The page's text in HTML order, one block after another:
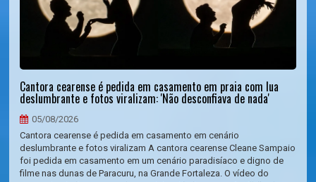
Cantora cearense é pedida em casamento em praia com lua
deslumbrante e fotos viralizam: 'Não desconfiava de nada'
05/08/2026
Cantora cearense é pedida em casamento em cenário
deslumbrante e fotos viralizam A cantora cearense Cleane Sampaio
foi pedida em casamento em um cenário paradisíaco e digno de
filme nas dunas de Paracuru, na Grande Fortaleza. O vídeo do